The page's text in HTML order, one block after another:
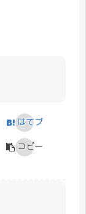
はてブ
コピー